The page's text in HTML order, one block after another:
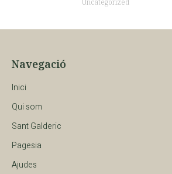
Uncategorized
Navegació
Inici
Qui som
Sant Galderic
Pagesia
Ajudes